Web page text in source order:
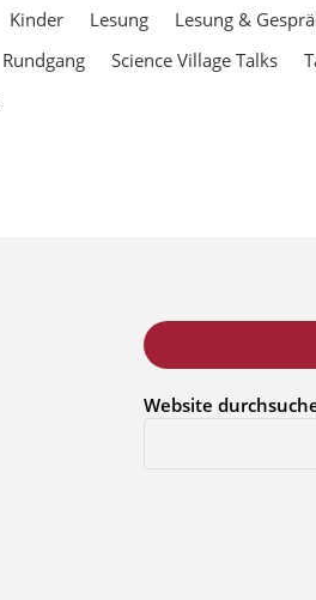
Kinder Lesung
Lesung &
Rundgang Science Village Talks
Website